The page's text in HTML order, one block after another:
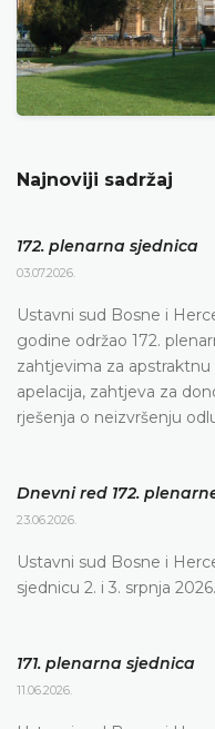
Najnoviji sadržaj
172. plenarna sjednica
03.07.2026.
Ustavni sud Bosne i
godine održao 172.
zahtjevima za
apelacija, zahtjeva za
rješenja o neizvršenju
Dnevni red 172.
23.06.2026.
Ustavni sud Bosne i
sjednicu 2. i 3. srpnja
171. plenarna sjednica
11.06.2026.